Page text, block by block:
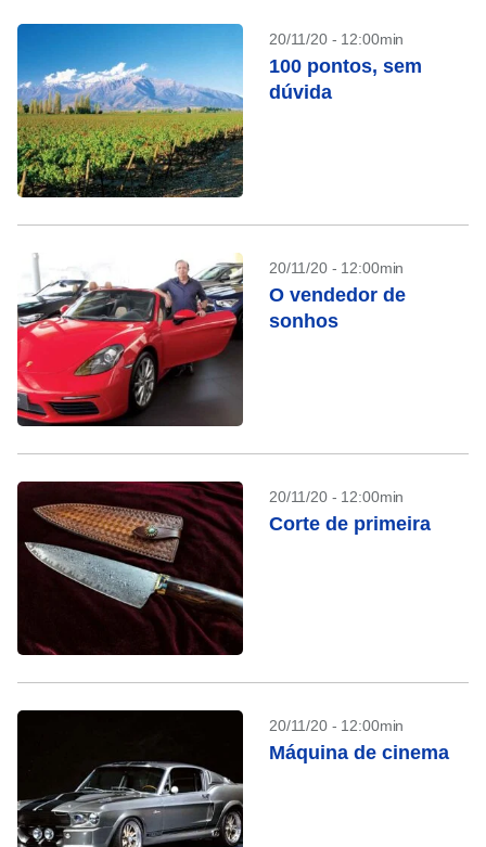
20/11/20 - 12:00min
100 pontos, sem
dúvida
20/11/20 - 12:00min
O vendedor de
sonhos
20/11/20 - 12:00min
Corte de primeira
20/11/20 - 12:00min
Máquina de cinema